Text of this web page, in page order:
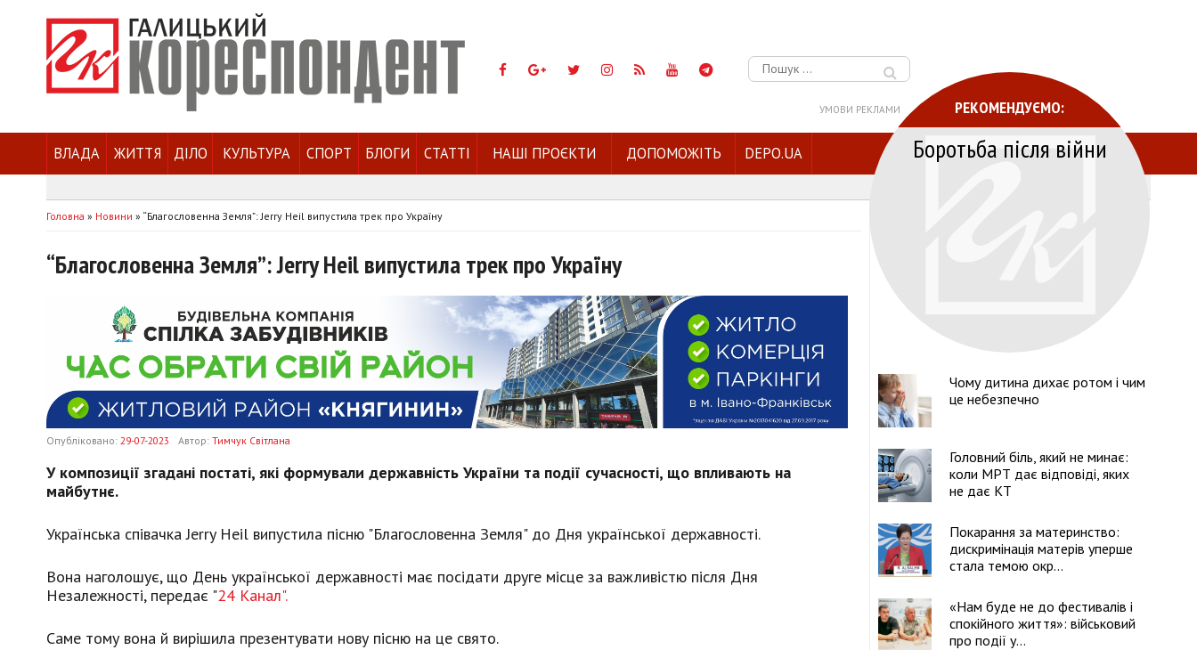
Пошук:
УМОВИ РЕКЛАМИ
ВЛАДА ЖИТТЯ ДІЛО КУЛЬТУРА СПОРТ БЛОГИ СТАТТІ НАШІ ПРОЄКТИ ДОПОМОЖІТЬ DEPO.UA
Головна » Новини » “Благословенна Земля”: Jerry Heil випустила трек про Україну
“Благословенна Земля”: Jerry Heil випустила трек про Україну
Опубліковано: 29-07-2023 Автор: Тимчук Світлана
У композиції згадані постаті, які формували державність України та події сучасності, що впливають на
майбутнє.
Українська співачка Jerry Heil випустила пісню "Благословенна Земля" до Дня української державності.
Вона наголошує, що День української державності має посідати друге місце за важливістю після Дня
Незалежності, передає "24 Канал".
Саме тому вона й вирішила презентувати нову пісню на це свято.
РЕКОМЕНДУЄМО:
Боротьба після війни
Чому дитина дихає ротом і чим
це небезпечно
Головний біль, який не минає:
коли МРТ дає відповіді, яких
не дає КТ
Покарання за материнство:
дискримінація матерів уперше
стала темою окр...
«Нам буде не до фестивалів і
спокійного життя»: військовий
про події у...